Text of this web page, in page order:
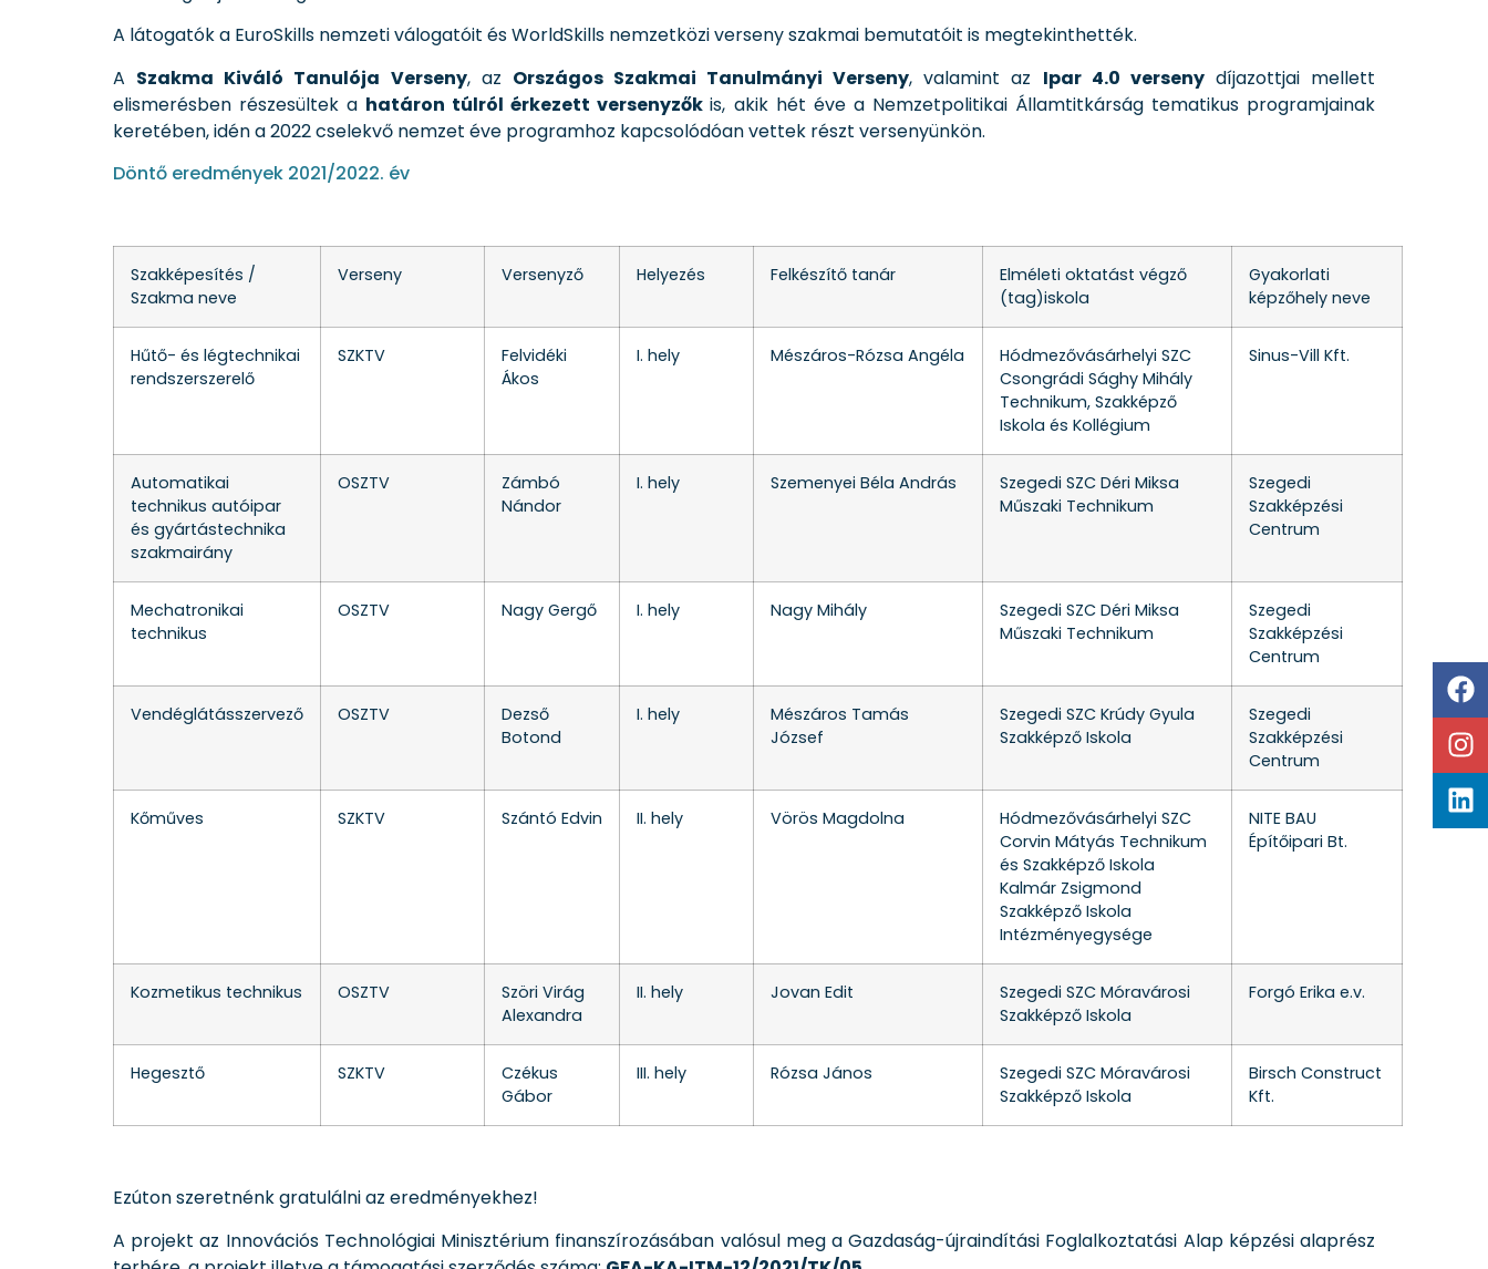
A látogatók a EuroSkills nemzeti válogatóit és WorldSkills nemzetközi verseny szakmai bemutatóit is megtekinthették.
A Szakma Kiváló Tanulója Verseny, az Országos Szakmai Tanulmányi Verseny, valamint az Ipar 4.0 versenydíjazottjai mellett
elismerésben részesültek a határon túlról érkezett versenyzőkis, akik hét éve a Nemzetpolitikai Államtitkárság tematikus programjainak
keretében, idén a 2022 cselekvő nemzet éve programhoz kapcsolódóan vettek részt versenyünkön.
Döntő eredmények 2021/2022. év
Szakképesítés /
Szakma neve
Verseny Versenyző Helyezés Felkészítő tanár
Elméleti oktatást végző
(tag)iskola
Gyakorlati
képzőhely neve
Hűtő- és légtechnikai
rendszerszerelő
SZKTV
Felvidéki
Ákos
I. hely Mészáros-Rózsa Angéla
Hódmezővásárhelyi SZC
Csongrádi Sághy Mihály
Technikum, Szakképző
Iskola és Kollégium
Sinus-Vill Kft.
Automatikai
technikus autóipar
és gyártástechnika
szakmairány
OSZTV
Zámbó
Nándor
I. hely Szemenyei Béla András
Szegedi SZC Déri Miksa
Műszaki Technikum
Szegedi
Szakképzési
Centrum
Mechatronikai
technikus
OSZTV Nagy Gergő I. hely Nagy Mihály
Szegedi SZC Déri Miksa
Műszaki Technikum
Szegedi
Szakképzési
Centrum
Vendéglátásszervező OSZTV
Dezső
Botond
I. hely
Mészáros Tamás
József
Szegedi SZC Krúdy Gyula
Szakképző Iskola
Szegedi
Szakképzési
Centrum
Kőműves SZKTV Szántó Edvin II. hely Vörös Magdolna
Hódmezővásárhelyi SZC
Corvin Mátyás Technikum
és Szakképző Iskola
Kalmár Zsigmond
Szakképző Iskola
Intézményegysége
NITE BAU
Építőipari Bt.
Kozmetikus technikus OSZTV
Szöri Virág
Alexandra
II. hely Jovan Edit
Szegedi SZC Móravárosi
Szakképző Iskola
Forgó Erika e.v.
Hegesztő SZKTV
Czékus
Gábor
III. hely Rózsa János
Szegedi SZC Móravárosi
Szakképző Iskola
Birsch Construct
Kft.
Ezúton szeretnénk gratulálni az eredményekhez!
A projekt az Innovációs Technológiai Minisztérium finanszírozásában valósul meg a Gazdaság-újraindítási Foglalkoztatási Alap képzési alaprész